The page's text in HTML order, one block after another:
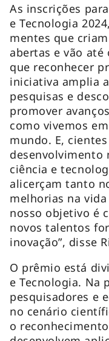
As inscrições
e Tecnologia
mentes que
abertas e vão até
que reconhecer
iniciativa amplia
pesquisas e
promover
como vivemos
mundo. E,
desenvolvimento
ciência e
alicerçam tanto
melhorias na
nosso objetivo é
novos talentos
inovação”, disse
O prêmio está
e Tecnologia. Na
pesquisadores e
no cenário
o